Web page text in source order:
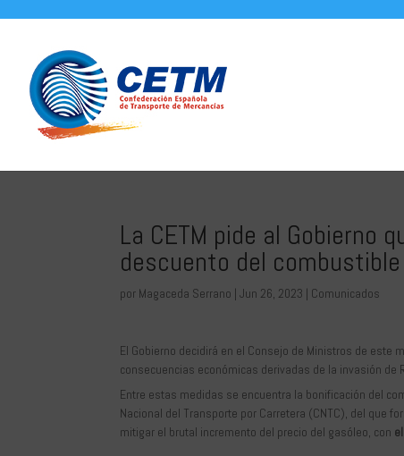
La CETM pide al Gobierno
descuento del
por Magaceda Serrano |Jun 26, 2023 | Comunicados
El Gobierno decidirá en el Consejo de Ministros de
consecuencias económicas derivadas de la invasión de
Entre estas medidas se encuentra la bonificación del
Nacional del Transporte por Carretera (CNTC), del que
mitigar el brutal incremento del precio del gasóleo, con